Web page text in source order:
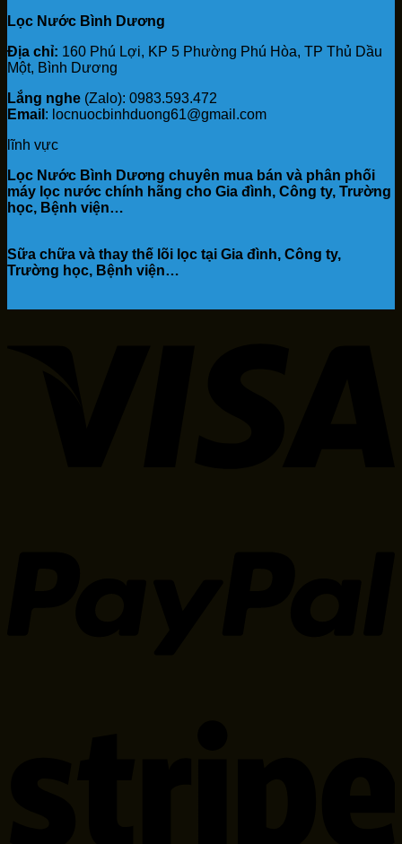
Lọc Nước Bình Dương
Địa chỉ: 160 Phú Lợi, KP 5 Phường Phú Hòa, TP Thủ Dầu
Một, Bình Dương
Lắng nghe (Zalo): 0983.593.472
Email : locnuocbinhduong61@gmail.com
lĩnh vực
Lọc Nước Bình Dương chuyên mua bán và phân phối
máy lọc nước chính hãng cho Gia đình, Công ty, Trường
học, Bệnh viện…
Sữa chữa và thay thế lõi lọc tại Gia đình, Công ty,
Trường học, Bệnh viện…